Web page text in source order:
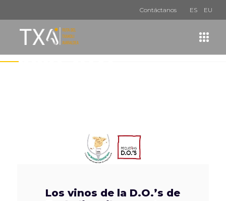
Contáctanos ES EU
julio 2021
Los vinos de la D.O.’s de